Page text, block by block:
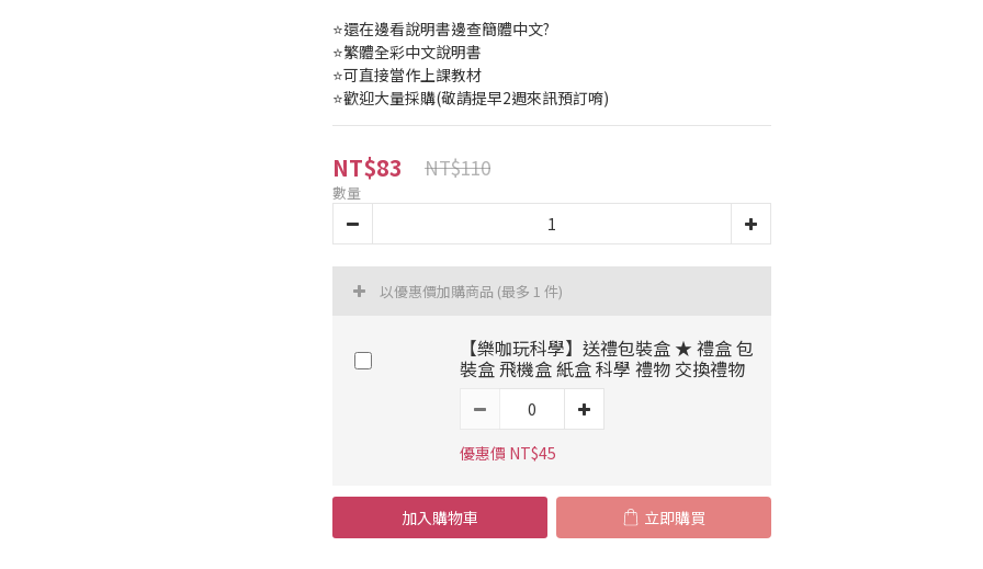
⭐還在邊看說明書邊查簡體中文?
⭐繁體全彩中文說明書
⭐可直接當作上課教材
⭐歡迎大量採購(敬請提早2週來訊預訂唷)
NT$83 NT$110
數量
以優惠價加購商品 (最多 1 件)
【樂咖玩科學】送禮包裝盒 ★ 禮盒 包
裝盒 飛機盒 紙盒 科學 禮物 交換禮物
優惠價 NT$45
加入購物車 立即購買